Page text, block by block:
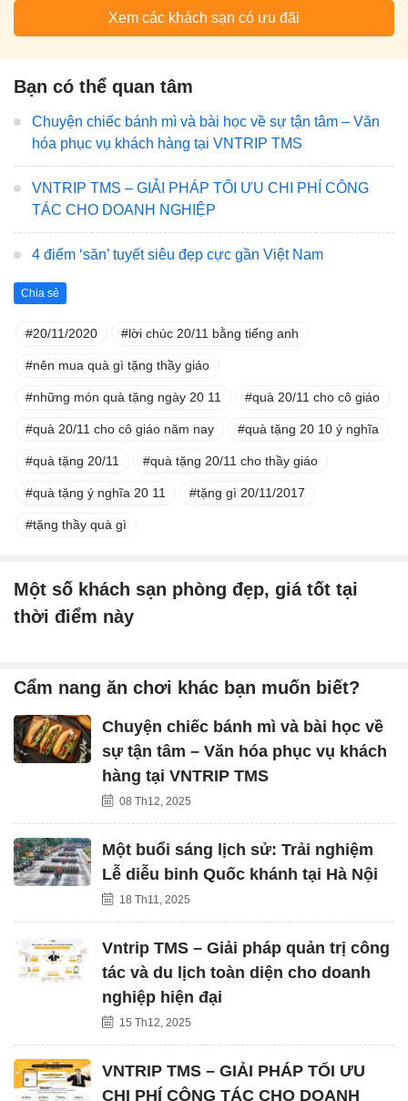
Xem các khách sạn có ưu đãi
Bạn có thể quan tâm
Chuyện chiếc bánh mì và bài học về sự tận tâm – Văn
hóa phục vụ khách hàng tại VNTRIP TMS
VNTRIP TMS – GIẢI PHÁP TỐI ƯU CHI PHÍ CÔNG
TÁC CHO DOANH NGHIỆP
4 điểm ‘săn’ tuyết siêu đẹp cực gần Việt Nam
Chia sẻ
20/11/2020 lời chúc 20/11 bằng tiếng anh
nên mua quà gì tặng thầy giáo
những món quà tặng ngày 20 11 quà 20/11 cho cô giáo
quà 20/11 cho cô giáo năm nay quà tặng 20 10 ý nghĩa
quà tặng 20/11 quà tặng 20/11 cho thầy giáo
quà tặng ý nghĩa 20 11 tặng gì 20/11/2017
tặng thầy quà gì
Một số khách sạn phòng đẹp, giá tốt tại
thời điểm này
Cẩm nang ăn chơi khác bạn muốn biết?
Chuyện chiếc bánh mì và bài học về
sự tận tâm – Văn hóa phục vụ khách
hàng tại VNTRIP TMS
08 Th12, 2025
Một buổi sáng lịch sử: Trải nghiệm
Lễ diễu binh Quốc khánh tại Hà Nội
18 Th11, 2025
Vntrip TMS – Giải pháp quản trị công
tác và du lịch toàn diện cho doanh
nghiệp hiện đại
15 Th12, 2025
VNTRIP TMS – GIẢI PHÁP TỐI ƯU
CHI PHÍ CÔNG TÁC CHO DOANH